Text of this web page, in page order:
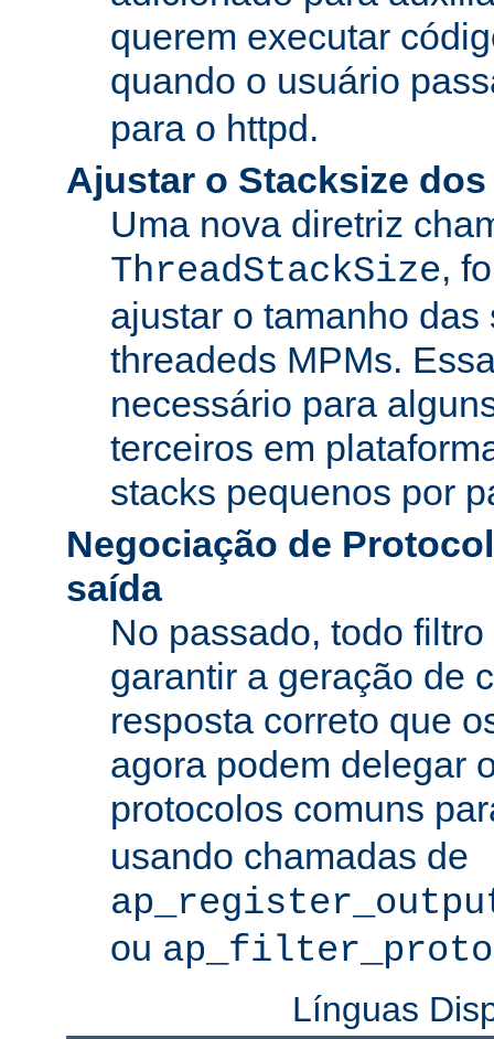
querem executar
quando o usuário
para o httpd.
Ajustar o Stacksize
Uma nova diretriz
ThreadStackSize,
ajustar o tamanho
threadeds MPMs.
necessário para
terceiros em
stacks pequenos por
Negociação de
saída
No passado, todo
garantir a geração de
resposta correto que
agora podem delegar
protocolos comuns
usando chamadas de
ou
Línguas